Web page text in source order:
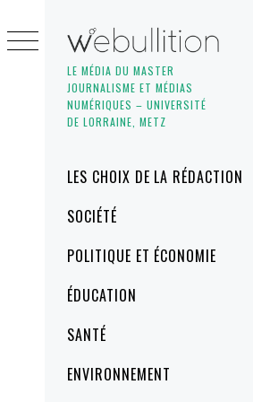
LE MÉDIA DU MASTER
JOURNALISME ET MÉDIAS
NUMÉRIQUES – UNIVERSITÉ
DE LORRAINE, METZ
MenuLES CHOIX DE LA RÉDACTION
SOCIÉTÉ
POLITIQUE ET ÉCONOMIE
ÉDUCATION
SANTÉ
ENVIRONNEMENT
to
content